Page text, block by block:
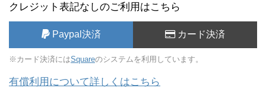
クレジット表記なしのご利用はこちら
Paypal決済 カード決済
※カード決済にはSquareのシステムを利用しています。
有償利用について詳しくはこちら